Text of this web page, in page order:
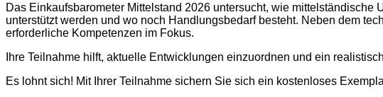
Das Einkaufsbarometer Mittelstand 2026 untersucht, wie
unterstützt werden und wo noch Handlungsbedarf besteht. Neben dem
erforderliche Kompetenzen im Fokus.
Ihre Teilnahme hilft, aktuelle Entwicklungen einzuordnen und ein
Es lohnt sich! Mit Ihrer Teilnahme sichern Sie sich ein kostenloses